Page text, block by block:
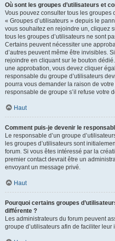
Où sont les groupes d’utilisateurs et
Vous pouvez consulter tous les groupes
« Groupes d’utilisateurs » depuis le
vous souhaitez en rejoindre un, cliquez
tous les groupes d’utilisateurs ne sont
Certains peuvent nécessiter une
d’autres peuvent même être invisibles.
rejoindre en cliquant sur le bouton
une approbation, vous devez cliquer
responsable du groupe d’utilisateurs
pourra vous demander la raison de
responsable de groupe s’il refuse votre
Haut
Comment puis-je devenir le
Le responsable d’un groupe
les groupes d’utilisateurs sont
forum. Si vous êtes intéressé par la
premier contact devrait être un
envoyant un message privé.
Haut
Pourquoi certains groupes
différente ?
Les administrateurs du forum peuvent
groupe d’utilisateurs afin de faciliter leur